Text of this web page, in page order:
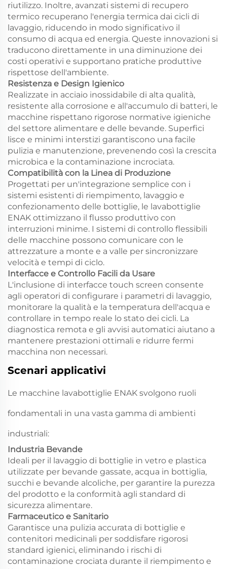
riutilizzo. Inoltre, avanzati sistemi di recupero
termico recuperano l'energia termica dai cicli di
lavaggio, riducendo in modo significativo il
consumo di acqua ed energia. Queste innovazioni si
traducono direttamente in una diminuzione dei
costi operativi e supportano pratiche produttive
rispettose dell'ambiente.
Resistenza e Design Igienico
Realizzate in acciaio inossidabile di alta qualità,
resistente alla corrosione e all'accumulo di batteri, le
macchine rispettano rigorose normative igieniche
del settore alimentare e delle bevande. Superfici
lisce e minimi interstizi garantiscono una facile
pulizia e manutenzione, prevenendo così la crescita
microbica e la contaminazione incrociata.
Compatibilità con la Linea di Produzione
Progettati per un'integrazione semplice con i
sistemi esistenti di riempimento, lavaggio e
confezionamento delle bottiglie, le lavabottiglie
ENAK ottimizzano il flusso produttivo con
interruzioni minime. I sistemi di controllo flessibili
delle macchine possono comunicare con le
attrezzature a monte e a valle per sincronizzare
velocità e tempi di ciclo.
Interfacce e Controllo Facili da Usare
L'inclusione di interfacce touch screen consente
agli operatori di configurare i parametri di lavaggio,
monitorare la qualità e la temperatura dell'acqua e
controllare in tempo reale lo stato dei cicli. La
diagnostica remota e gli avvisi automatici aiutano a
mantenere prestazioni ottimali e ridurre fermi
macchina non necessari.
Scenari applicativi
Le macchine lavabottiglie ENAK svolgono ruoli
fondamentali in una vasta gamma di ambienti
industriali:
Industria Bevande
Ideali per il lavaggio di bottiglie in vetro e plastica
utilizzate per bevande gassate, acqua in bottiglia,
succhi e bevande alcoliche, per garantire la purezza
del prodotto e la conformità agli standard di
sicurezza alimentare.
Farmaceutico e Sanitario
Garantisce una pulizia accurata di bottiglie e
contenitori medicinali per soddisfare rigorosi
standard igienici, eliminando i rischi di
contaminazione crociata durante il riempimento e